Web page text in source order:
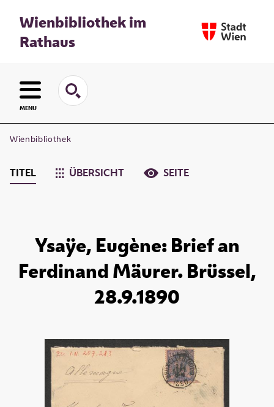
Wienbibliothek im
Rathaus
MENU
Wienbibliothek
TITEL ÜBERSICHT SEITE
Ysaÿe, Eugène: Brief an
Ferdinand Mäurer. Brüssel,
28.9.1890